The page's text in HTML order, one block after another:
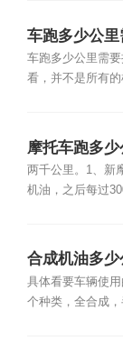
车跑多少公里
车跑多少公里需
看，并不是所有
摩托车跑多
两千公里。1、新
机油，之后每过
合成机油多
具体看要车辆使
个种类，全合成，